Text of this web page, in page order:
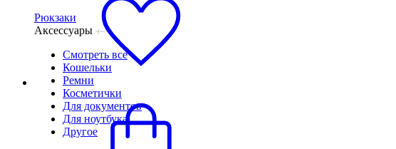
Рюкзаки
Аксессуары
Смотреть все
Кошельки
Ремни
Косметички
Для документов
Для ноутбука
Другое